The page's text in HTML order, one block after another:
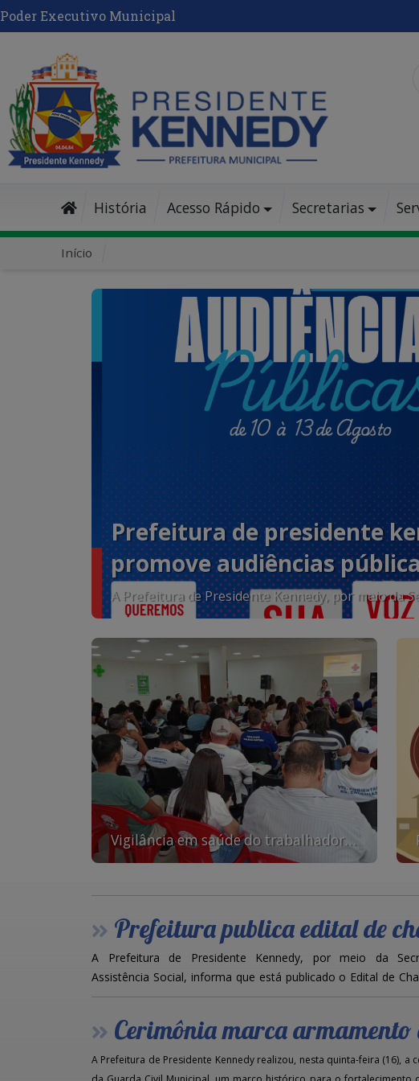
Poder Executivo Municipal
História Acesso Rápido Secretarias
Início
Prefeitura de presidente
promove audiências
2027
Vigilância em saúde do trabalhador promove ação educativa para servidores municipais
Prefeitura publica edital de chamamento público para compra de
A Prefeitura de Presidente Kennedy, por meio da
Assistência Social, informa que está publicado o Edital de
Programa Compra Direta de Alimentos (CDA).
O programa fortalece a agricultura familiar e promove a
meio da aquisição de alimentos produzidos por agricultores
para doação às famílias e unidades socioassistenciais.
Cerimônia marca armamento da guarda civil municipal de
A Prefeitura de Presidente Kennedy realizou, nesta quinta-feira (16), a